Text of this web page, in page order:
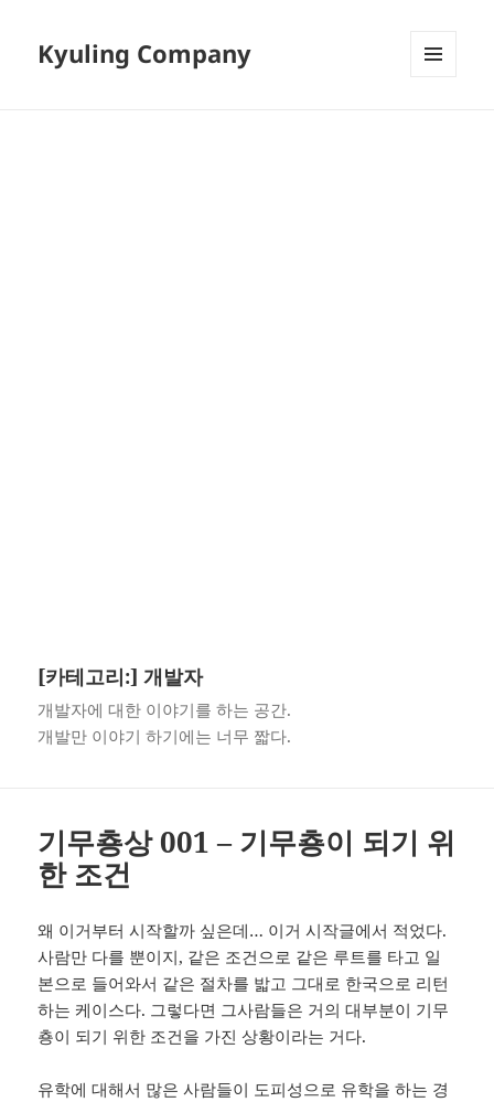
Kyuling Company
[카테고리:]개발자
개발자에 대한 이야기를 하는 공간.
개발만 이야기 하기에는 너무 짧다.
기무춍상 001 – 기무춍이 되기 위
한 조건
왜 이거부터 시작할까 싶은데… 이거 시작글에서 적었다.
사람만 다를 뿐이지, 같은 조건으로 같은 루트를 타고 일
본으로 들어와서 같은 절차를 밟고 그대로 한국으로 리턴
하는 케이스다. 그렇다면 그사람들은 거의 대부분이 기무
춍이 되기 위한 조건을 가진 상황이라는 거다.
유학에 대해서 많은 사람들이 도피성으로 유학을 하는 경